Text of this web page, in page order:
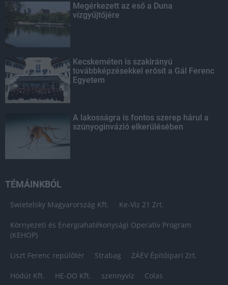
Megérkezett az eső a Duna
vízgyűjtőjére
Kecskeméten is szakirányú
továbbképzésekkel erősít a Gál Ferenc
Egyetem
A lakosságra is fontos szerep hárul a
szúnyoginvázió elkerülésében
TÉMÁINKBÓL
Swietelsky Magyarország Kft. Ke-Víz 21 Zrt.
Környezeti és Energiahatékonysági Operatív Program
(KEHOP)
Liszt Ferenc repülőtér Strabag ZÁÉV Építőipari Zrt.
Hódút Kft. HE-DO Kft. szennyvíz Colas